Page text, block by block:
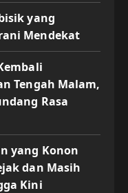
yang
Mendekat
Tengah Malam,
Rasa
yang Konon
dan Masih
Kini